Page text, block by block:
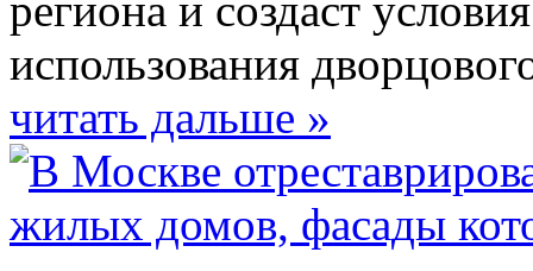
использования
читать дальше »